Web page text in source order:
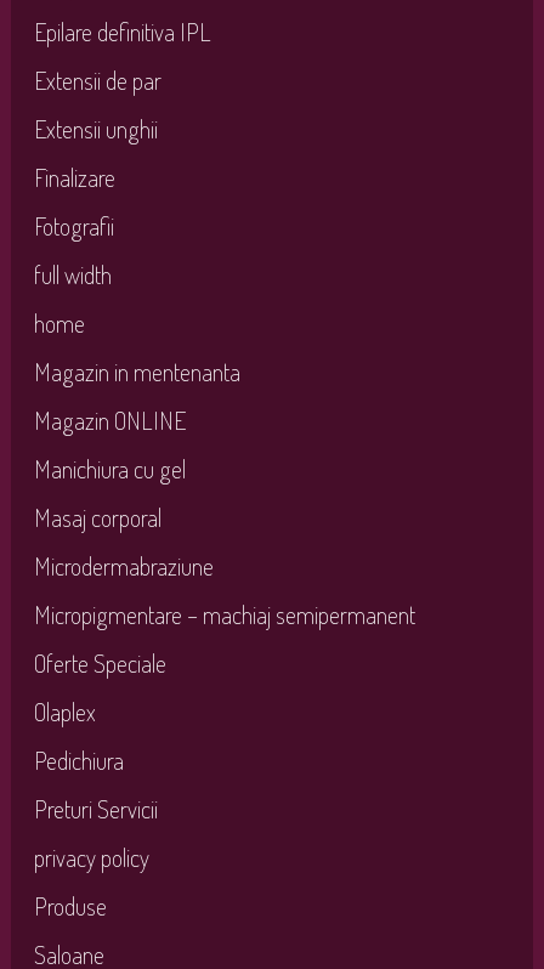
Epilare definitiva IPL
Extensii de par
Extensii unghii
Finalizare
Fotografii
full width
home
Magazin in mentenanta
Magazin ONLINE
Manichiura cu gel
Masaj corporal
Microdermabraziune
Micropigmentare – machiaj semipermanent
Oferte Speciale
Olaplex
Pedichiura
Preturi Servicii
privacy policy
Produse
Saloane